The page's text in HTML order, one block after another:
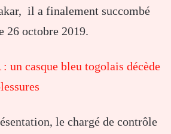
il a finalement succombé
26 octobre 2019.
un casque bleu togolais décède
le chargé de contrôle